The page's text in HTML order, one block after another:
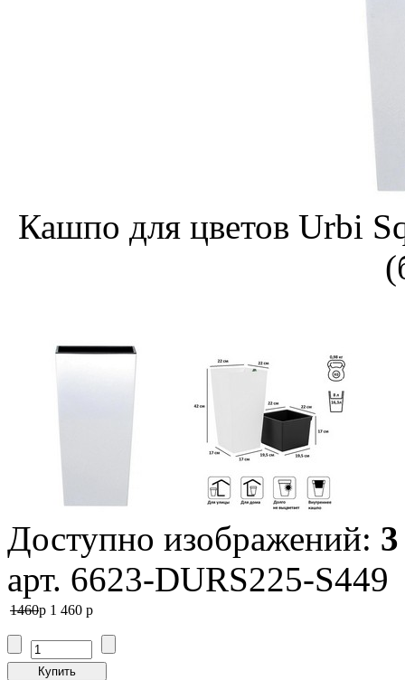
Кашпо для цветов Urbi
Доступно изображений: 3
арт. 6623-DURS225-S449
1460p 1 460 p
Купить